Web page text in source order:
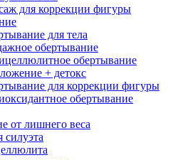
для коррекции фигуры
для тела
обертывание
обертывание
+ детокс
для коррекции фигуры
обертывание
от лишнего веса
силуэта